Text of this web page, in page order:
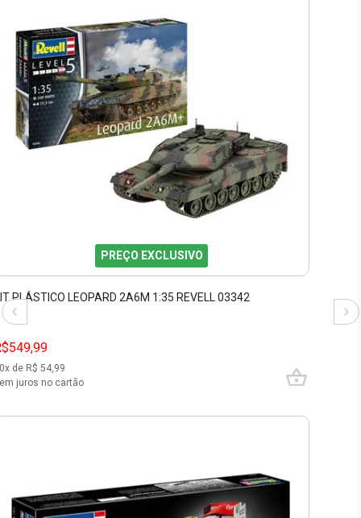
PREÇO EXCLUSIVO
PLÁSTICO LEOPARD 2A6M 1:35 REVELL 03342
x de R$ 54,99
juros no cartão